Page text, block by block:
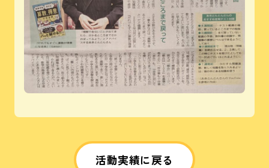
活動実績に戻る